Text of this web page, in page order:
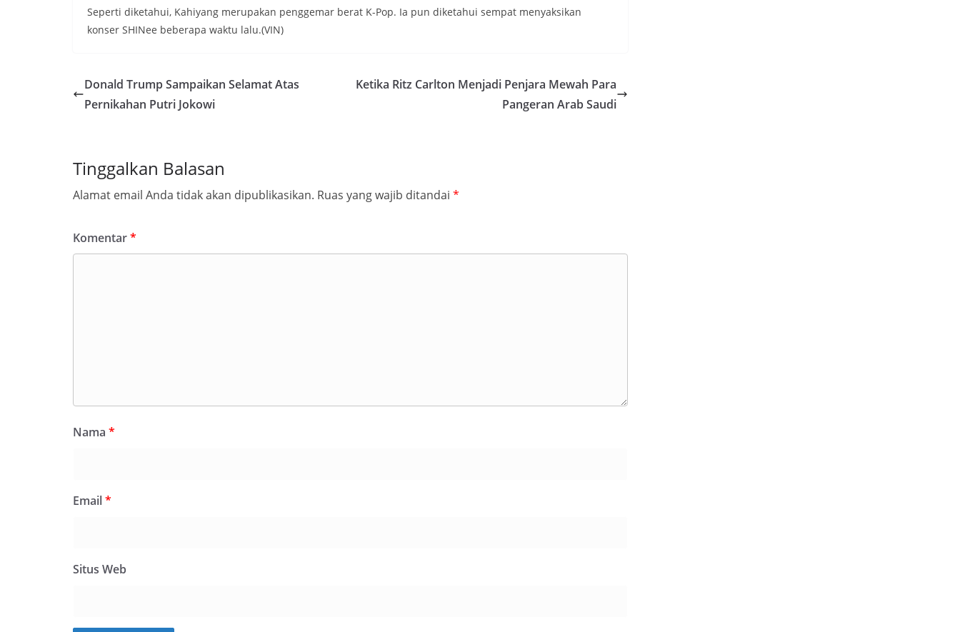
Seperti diketahui, Kahiyang merupakan penggemar berat K-Pop. Ia pun diketahui sempat menyaksikan
konser SHINee beberapa waktu lalu.(VIN)
Donald Trump Sampaikan Selamat Atas
Pernikahan Putri Jokowi
Ketika Ritz Carlton Menjadi Penjara Mewah Para
Pangeran Arab Saudi
Tinggalkan Balasan
Alamat email Anda tidak akan dipublikasikan. Ruas yang wajib ditandai *
Komentar*
Nama *
Email*
Situs Web